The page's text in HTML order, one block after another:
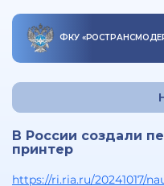
ФКУ «
В России создали
принтер
https://ri.ria.ru/20241017/